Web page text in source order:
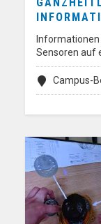
Informationen
Sensoren auf
Campus-